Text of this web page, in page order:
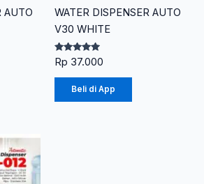
AUTO
WATER DISPENSER AUTO
V30 WHITE
Dinilai
5.00
dari 5
Rp 37.000
Beli di App
Rentang
harga:
Rp 43.700
hingga